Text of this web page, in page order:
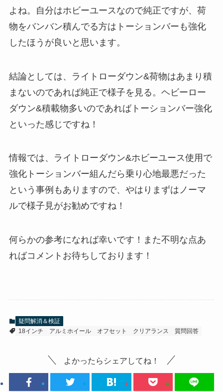
よね。自分はホビーユースなので純正ですが、荷
物をバンバン積んでる方はトーションバーも強化
したほうが良いと思います。
結論としては、ライトローダウン&荷物はあまり積
まないのであれば純正で様子を見る。ヘビーロー
ダウン&積載物多いのであればトーションバー強化
といった感じですね！
情報では、ライトローダウン&ホビーユース使用で
強化トーションバー組んだら乗り心地最悪だった
という事例もありますので、やはりまずはノーマ
ルで様子見がお勧めですね！
何らかの参考になれば幸いです！また不明な点あ
ればコメントお待ちしております！
疑問解消＆検証
18インチ
アルミホイール オフセット クリアランス 質問回答
よかったらシェアしてね！